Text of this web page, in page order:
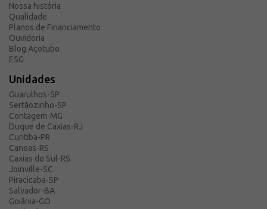
Nossa história
Qualidade
Planos de Financiamento
Ouvidoria
Blog Açotubo
ESG
Unidades
Guarulhos-SP
Sertãozinho-SP
Contagem-MG
Duque de Caxias-RJ
Curitiba-PR
Canoas-RS
Caxias do Sul-RS
Joinville-SC
Piracicaba-SP
Salvador-BA
Goiânia-GO